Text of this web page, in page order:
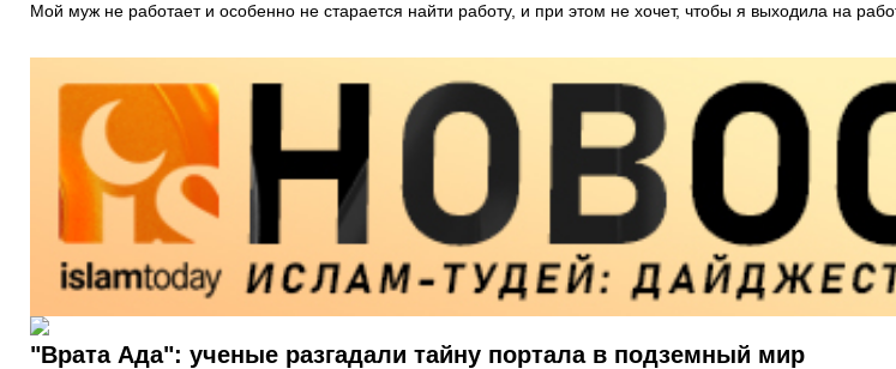
Мой муж не работает и особенно не старается найти работу, и при этом не хочет, чтобы я выходила на
"Врата Ада": ученые разгадали тайну портала в подземный мир